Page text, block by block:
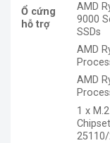
Ổ cứng
hỗ trợ
AMD
9000
SSDs
AMD
AMD
1 x